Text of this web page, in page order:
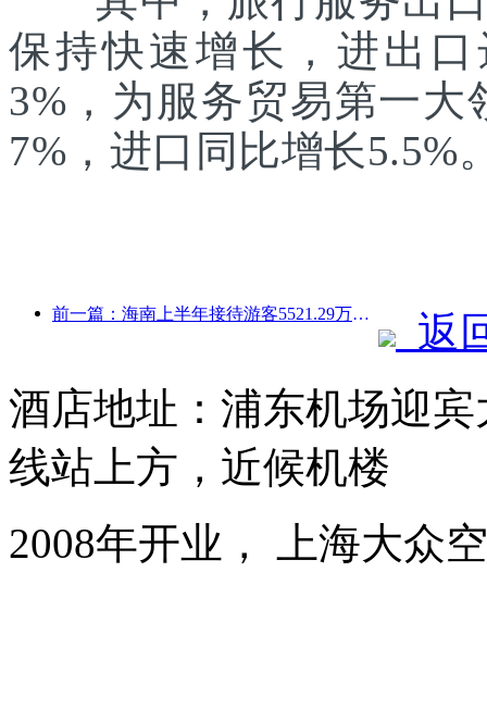
保持快速增长，进出口
3%，为服务贸易第一
7%，进口同比增长5.5%
前一篇：海南上半年接待游客5521.29万人次
返
酒店地址：浦东机场迎
线站上方，近候机楼
2008年开业， 上海大